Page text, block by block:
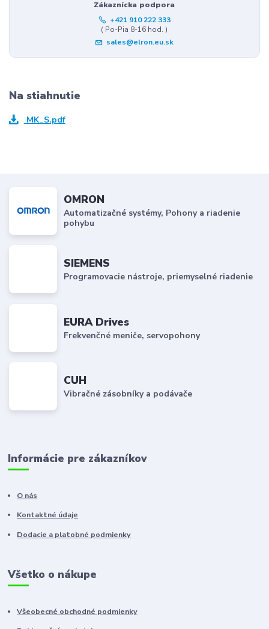
Zákaznícka podpora
+421 910 222 333
( Po-Pia 8-16 hod. )
sales@elron.eu.sk
Na stiahnutie
MK_S.pdf
OMRON
Automatizačné systémy, Pohony a riadenie
pohybu
SIEMENS
Programovacie nástroje, priemyselné riadenie
EURA Drives
Frekvenčné meniče, servopohony
CUH
Vibračné zásobníky a podávače
Informácie pre zákazníkov
O nás
Kontaktné údaje
Dodacie a platobné podmienky
Všetko o nákupe
Všeobecné obchodné podmienky